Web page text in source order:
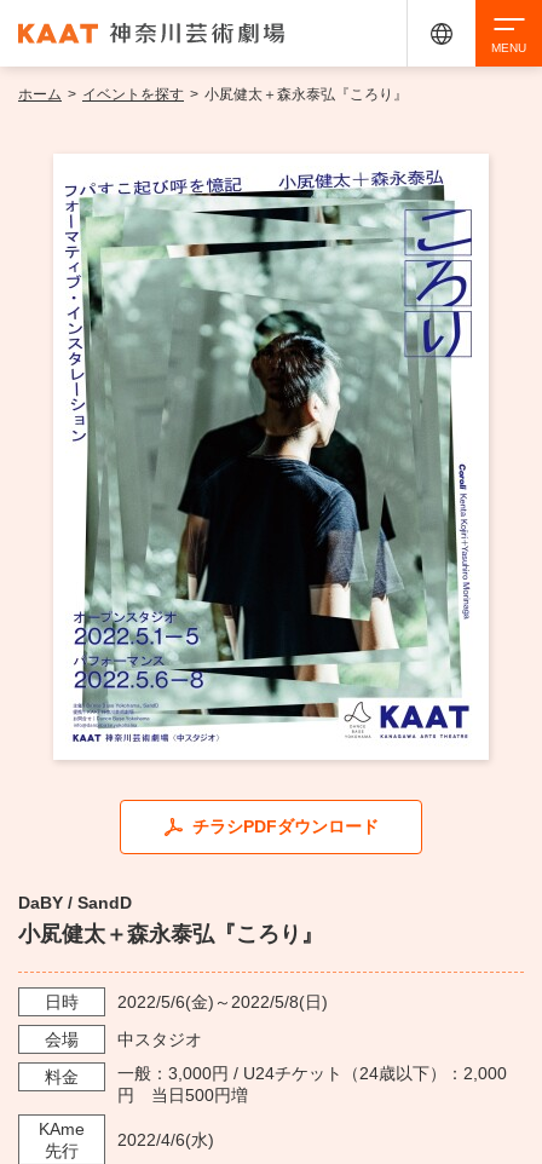
イベントを探す
・ イベント一覧
・ イベントカレンダー
ご来場案内
・ 館内サービス・アクセシビリティ
・ フロアマップ
・ レストラン/カフェ
・ 交通案内
・ よくある質問
施設を借りる
KAATについて
・ ミッション
・ 芸術監督
KAAT 神奈川芸術劇場
アクセシビリティ チケット購入 交通案内
ホーム > イベントを探す > 小㞍健太＋森永泰弘『ころり』
チラシPDFダウンロード
DaBY / SandD
小㞍健太＋森永泰弘『ころり』
日時 2022/5/6(金)～ 2022/5/8(日)
会場
中スタジオ
料金
一般：3,000円 / U24チケット（24歳以下）：2,000
円 当日500円増
KAme
先行
2022/4/6(水)